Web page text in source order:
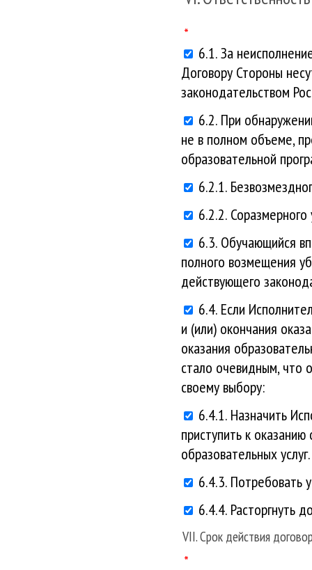
6.1. За
Договору Стороны
законодательством
6.2. При
не в полном объеме,
образовательной
6.2.1.
6.2.2.
6.3. Обучающийся
полного возмещения
действующего
6.4. Если
и (или) окончания
оказания
стало очевидным, что
своему выбору:
6.4.1. Назначить
приступить к
образовательных услуг.
6.4.3. Потребовать
6.4.4. Расторгнуть
VII. Срок действия